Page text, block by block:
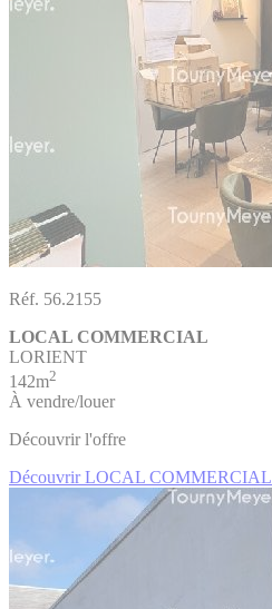
Réf. 56.2155
LOCAL COMMERCIAL
LORIENT
142m2
À vendre/louer
Découvrir l'offre
Découvrir LOCAL COMMERCIAL